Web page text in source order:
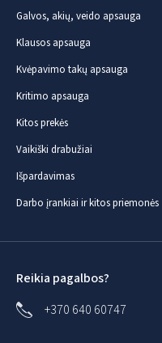
Galvos, akių, veido apsauga
Klausos apsauga
Kvėpavimo takų apsauga
Kritimo apsauga
Kitos prekės
Vaikiški drabužiai
Išpardavimas
Darbo įrankiai ir kitos priemonės
Reikia pagalbos?
+370 640 60747